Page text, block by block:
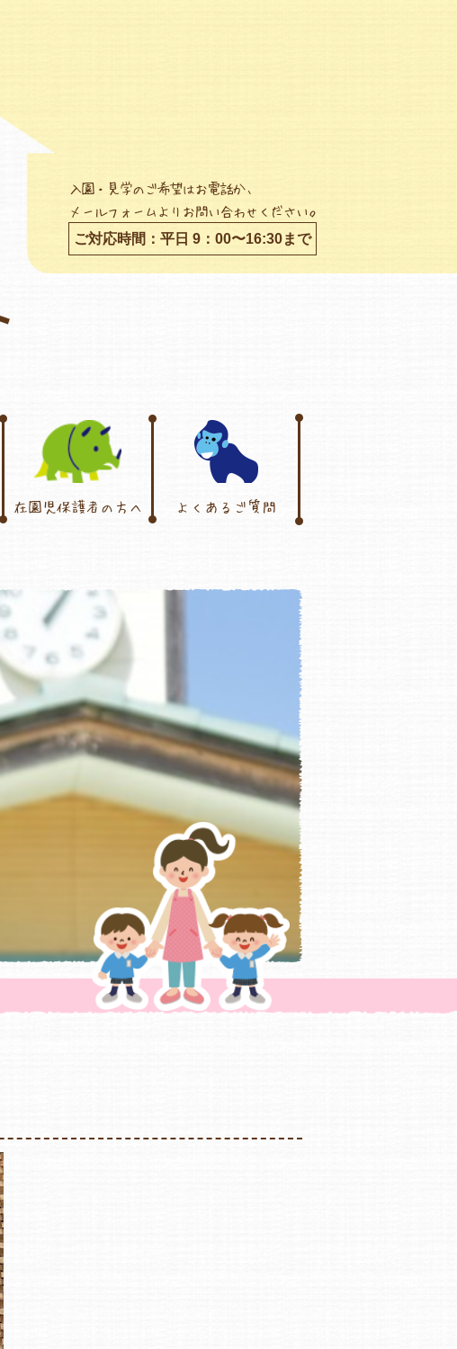
入園・見学のご希望はお電話か、
メールフォームよりお問い合わせください。
ご対応時間：平日 9：00〜16:30まで
在園児保護者の方へ よくあるご質問